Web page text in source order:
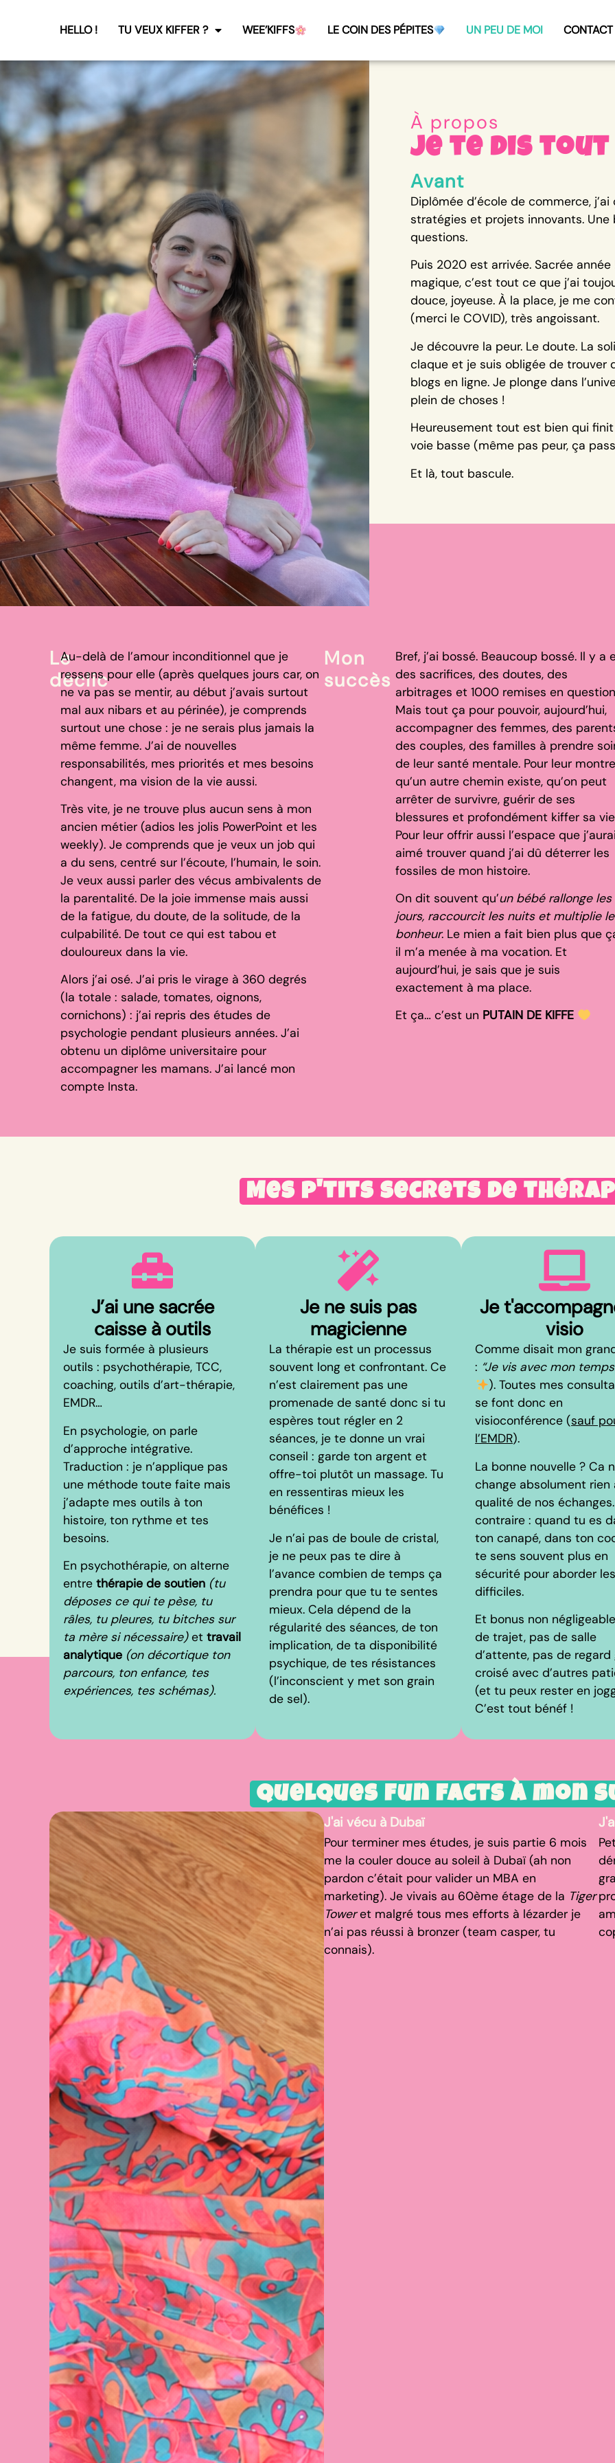
HELLO ! TU VEUX KIFFER ? WEE’KIFFS LE COIN DES PÉPITES UN PEU DE MOI CONTACT
À propos
Je te dis tout
Avant
Diplômée d’école de commerce,
stratégies et projets innovants.
questions.
Puis 2020 est arrivée. Sacrée
magique, c’est tout ce que j’ai
douce, joyeuse. À la place, je me
(merci le COVID), très angoissant.
Je découvre la peur. Le doute. La
claque et je suis obligée de trouver
blogs en ligne. Je plonge dans
plein de choses !
Heureusement tout est bien qui
voie basse (même pas peur, ça
Et là, tout bascule.
Le
déclic
Au-delà de l’amour inconditionnel que je
ressens pour elle (après quelques jours car, on
ne va pas se mentir, au début j’avais surtout
mal aux nibars et au périnée), je comprends
surtout une chose : je ne serais plus jamais la
même femme. J’ai de nouvelles
responsabilités, mes priorités et mes besoins
changent, ma vision de la vie aussi.
Très vite, je ne trouve plus aucun sens à mon
ancien métier (adios les jolis PowerPoint et les
weekly). Je comprends que je veux un job qui
a du sens, centré sur l’écoute, l’humain, le soin.
Je veux aussi parler des vécus ambivalents de
la parentalité. De la joie immense mais aussi
de la fatigue, du doute, de la solitude, de la
culpabilité. De tout ce qui est tabou et
douloureux dans la vie.
Alors j’ai osé. J’ai pris le virage à 360 degrés
(la totale : salade, tomates, oignons,
cornichons) : j’ai repris des études de
psychologie pendant plusieurs années. J’ai
obtenu un diplôme universitaire pour
accompagner les mamans. J’ai lancé mon
compte Insta.
Mon
succès
Bref, j’ai bossé. Beaucoup bossé. Il y a
des sacrifices, des doutes, des
arbitrages et 1000 remises en
Mais tout ça pour pouvoir, aujourd’hui,
accompagner des femmes, des
des couples, des familles à prendre
de leur santé mentale. Pour leur
qu’un autre chemin existe, qu’on peut
arrêter de survivre, guérir de ses
blessures et profondément kiffer sa
Pour leur offrir aussi l’espace que
aimé trouver quand j’ai dû déterrer les
fossiles de mon histoire.
On dit souvent qu’un bébé rallonge les
jours, raccourcit les nuits et multiplie le
bonheur. Le mien a fait bien plus que
il m’a menée à ma vocation. Et
aujourd’hui, je sais que je suis
exactement à ma place.
Et ça… c’est un PUTAIN DE KIFFE
Mes p'tits secrets de
J’ai une sacrée
caisse à outils
Je suis formée à plusieurs
outils : psychothérapie, TCC,
coaching, outils d’art-thérapie,
EMDR…
En psychologie, on parle
d’approche intégrative.
Traduction : je n’applique pas
une méthode toute faite mais
j’adapte mes outils à ton
histoire, ton rythme et tes
besoins.
En psychothérapie, on alterne
entre thérapie de soutien (tu
déposes ce qui te pèse, tu
râles, tu pleures, tu bitches sur
ta mère si nécessaire)et travail
analytique (on décortique ton
parcours, ton enfance, tes
expériences, tes schémas).
Je ne suis pas
magicienne
La thérapie est un processus
souvent long et confrontant. Ce
n’est clairement pas une
promenade de santé donc si tu
espères tout régler en 2
séances, je te donne un vrai
conseil : garde ton argent et
offre-toi plutôt un massage. Tu
en ressentiras mieux les
bénéfices !
Je n’ai pas de boule de cristal,
je ne peux pas te dire à
l’avance combien de temps ça
prendra pour que tu te sentes
mieux. Cela dépend de la
régularité des séances, de ton
implication, de ta disponibilité
psychique, de tes résistances
(l’inconscient y met son grain
de sel).
Je
visio
Comme disait mon
: “Je vis avec mon
). Toutes mes
se font donc en
visioconférence (sauf
l’EMDR).
La bonne nouvelle ? Ca
change absolument rien
qualité de nos
contraire : quand tu es
ton canapé, dans ton
te sens souvent plus en
sécurité pour aborder
difficiles.
Et bonus non
de trajet, pas de salle
d’attente, pas de regard
croisé avec d’autres
(et tu peux rester en
C’est tout bénéf !
Quelques fun facts à mon
J'ai vécu à Dubaï
Pour terminer mes études, je suis partie 6 mois
me la couler douce au soleil à Dubaï (ah non
pardon c’était pour valider un MBA en
marketing). Je vivais au 60ème étage de la Tiger
Toweret malgré tous mes efforts à lézarder je
n’ai pas réussi à bronzer (team casper, tu
connais).